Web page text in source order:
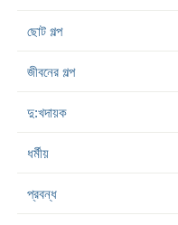
ছোট গল্প
জীবনের গল্প
দু:খদায়ক
ধর্মীয়
প্রবন্ধ